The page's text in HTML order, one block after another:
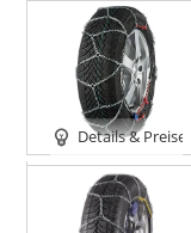
Details & Preise